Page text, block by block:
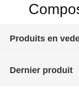
Produits en
Dernier produit